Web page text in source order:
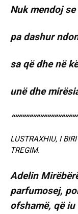
Nuk mendoj
pa dashur
sa që dhe në
unë dhe
LUSTRAXHIU, I
TREGIM.
Adelin
parfumosej,
ofshamë, që